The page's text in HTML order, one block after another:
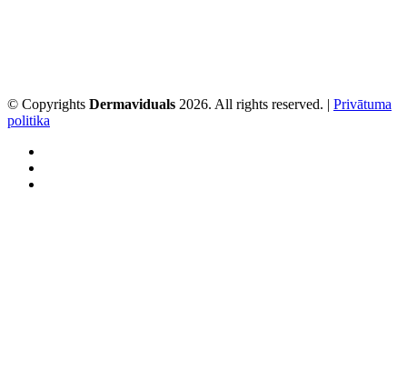
© Copyrights Dermaviduals 2026. All rights reserved. | Privātuma
politika